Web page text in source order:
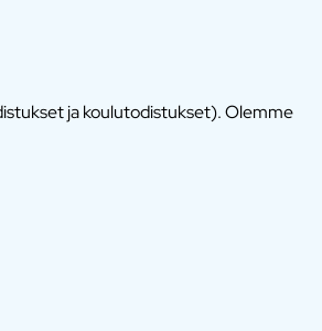
ja koulutodistukset). Olemme